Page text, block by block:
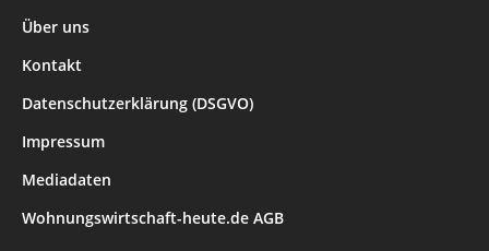
Über uns
Kontakt
Datenschutzerklärung (DSGVO)
Impressum
Mediadaten
Wohnungswirtschaft-heute.de AGB